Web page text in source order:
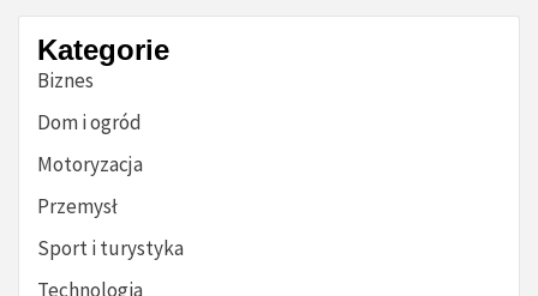
Kategorie
Biznes
Dom i ogród
Motoryzacja
Przemysł
Sport i turystyka
Technologia